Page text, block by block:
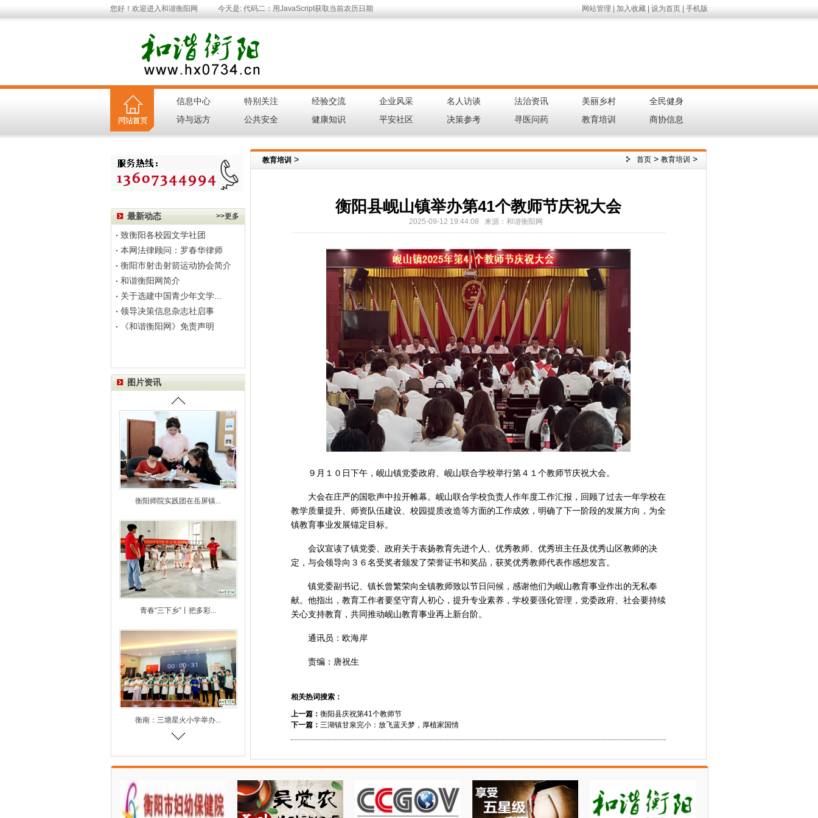
您好！欢迎进入和谐衡阳网 今天是: 代码二：用JavaScript获取当前农历日期 网站管理 加入收藏 设为首页 手机版
信息中心 特别关注 经验交流 企业风采 名人访谈 法治资讯 美丽乡村 全民健身
诗与远方 公共安全 健康知识 平安社区 决策参考 寻医问药 教育培训 商协信息
最新动态 >>更多
致衡阳各校园文学社团
本网法律顾问：罗春华律师
衡阳市射击射箭运动协会简介
和谐衡阳网简介
关于选建中国青少年文学...
领导决策信息杂志社启事
《和谐衡阳网》免责声明
图片资讯
衡阳师院实践团在岳屏镇...
青春“三下乡”丨把多彩...
衡南：三塘星火小学举办...
教育培训 > 首页 > 教育培训 >
衡阳县岘山镇举办第41个教师节庆祝大会
2025-09-12 19:44:08 来源：和谐衡阳网
９月１０日下午，岘山镇党委政府、岘山联合学校举行第４１个教师节庆祝大会。
大会在庄严的国歌声中拉开帷幕。岘山联合学校负责人作年度工作汇报，回顾了过去一年学校在
教学质量提升、师资队伍建设、校园提质改造等方面的工作成效，明确了下一阶段的发展方向，为全
镇教育事业发展锚定目标。
会议宣读了镇党委、政府关于表扬教育先进个人、优秀教师、优秀班主任及优秀山区教师的决
定，与会领导向３６名受奖者颁发了荣誉证书和奖品，获奖优秀教师代表作感想发言。
镇党委副书记、镇长曾繁荣向全镇教师致以节日问候，感谢他们为岘山教育事业作出的无私奉
献。他指出，教育工作者要坚守育人初心，提升专业素养，学校要强化管理，党委政府、社会要持续
关心支持教育，共同推动岘山教育事业再上新台阶。
通讯员：欧海岸
责编：唐祝生
相关热词搜索：
上一篇： 衡阳县庆祝第41个教师节
下一篇： 三湖镇甘泉完小：放飞蓝天梦，厚植家国情